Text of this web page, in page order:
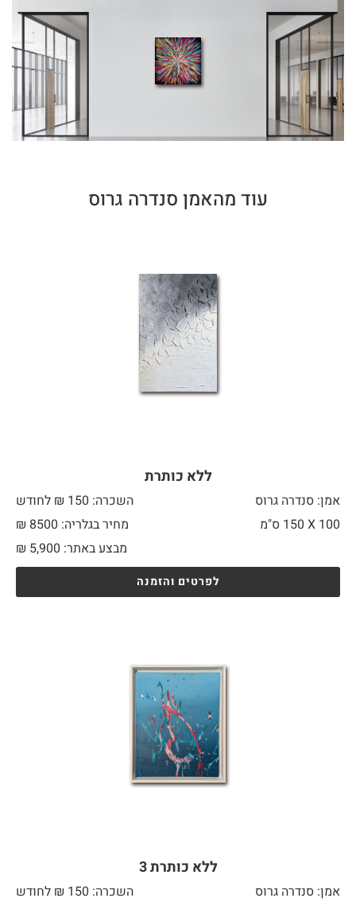
עוד מהאמן סנדרה גרוס
ללא כותרת
אמן: סנדרה גרוס
השכרה: 150 ₪ לחודש
100 X
מחיר בגלריה: 8500 ₪
מבצע באתר:
₪ 5,900
לפרטים והזמנה
ללא כותרת 3
אמן: סנדרה גרוס
השכרה: 150 ₪ לחודש